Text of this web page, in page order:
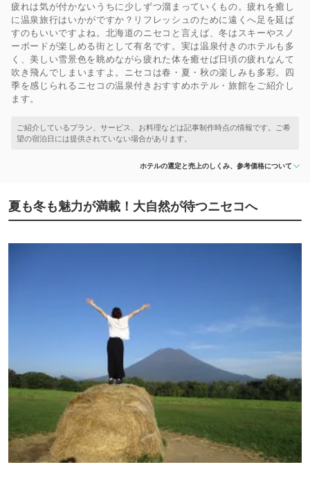
疲れは気が付かないうちに少しずつ溜まっていくもの。疲れを癒し
に温泉旅行はいかがですか？リフレッシュのために遠くへ足を延ば
すのもいいですよね。北海道のニセコと言えば、冬はスキーやスノ
ーボードが楽しめる街として有名です。実は温泉付きのホテルも多
く、美しい雪景色を眺めながら疲れた体を癒せば日頃の疲れなんて
吹き飛んでしまいますよ。ニセコは春・夏・秋の楽しみも多彩。四
季を感じられるニセコの温泉付きおすすめホテル・旅館をご紹介し
ます。
ホテルの選定と売上のしくみ、参考価格について
夏も冬も魅力が満載！大自然が待つニセコへ